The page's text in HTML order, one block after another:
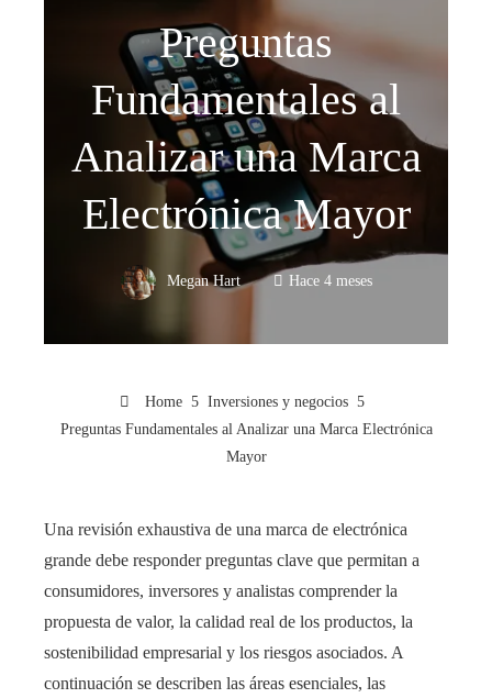
Preguntas
Fundamentales al
Analizar una Marca
Electrónica Mayor
Megan Hart Hace 4 meses
Home
Inversiones y negocios
Preguntas Fundamentales al Analizar una Marca Electrónica
Mayor
Una revisión exhaustiva de una marca de electrónica
grande debe responder preguntas clave que permitan a
consumidores, inversores y analistas comprender la
propuesta de valor, la calidad real de los productos, la
sostenibilidad empresarial y los riesgos asociados. A
continuación se describen las áreas esenciales, las